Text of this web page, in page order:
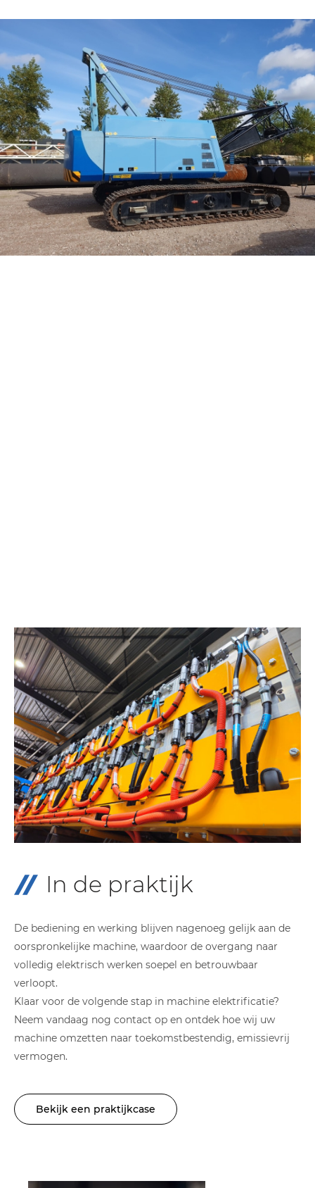
In de praktijk
De bediening en werking blijven nagenoeg gelijk aan de
oorspronkelijke machine, waardoor de overgang naar
volledig elektrisch werken soepel en betrouwbaar
verloopt.
Klaar voor de volgende stap in machine elektrificatie?
Neem vandaag nog contact op en ontdek hoe wij uw
machine omzetten naar toekomstbestendig, emissievrij
vermogen.
Bekijk een praktijkcase